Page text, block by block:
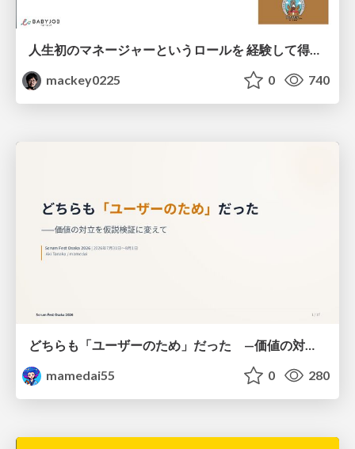
人生初のマネージャーというロールを 経験して得たもの・失ったもの / Reflections on My First Manager Role
mackey0225
0 740
mamedai55
0 280